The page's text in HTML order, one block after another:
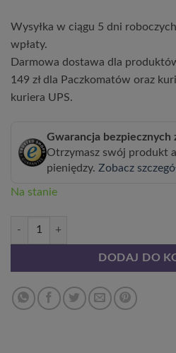
Wysyłka w ciągu 5 dni
wpłaty.
Darmowa dostawa dla
149 zł dla Paczkomatów oraz
kuriera UPS.
Gwarancja bezpiecznych
Otrzymasz swój produkt
pieniędzy. Zobacz
Na stanie
ilość Zestaw 3 szt, MIX
DODAJ DO